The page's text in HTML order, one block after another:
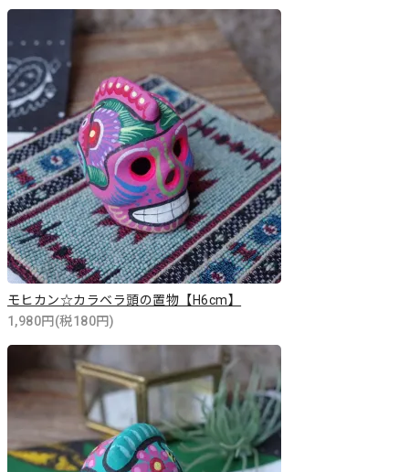
モヒカン☆カラベラ頭の置物【H6cm】
1,980円(税180円)